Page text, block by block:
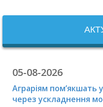
05-08-2026
Аграріям пом’якшать
через ускладнення